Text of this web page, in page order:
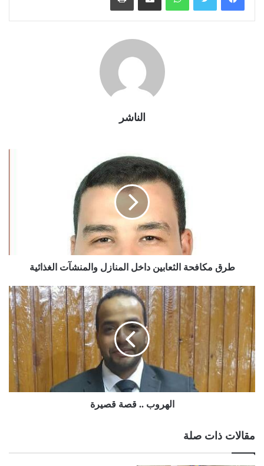
الناشر
طرق مكافحة الثعابين داخل المنازل والمنشآت الغذائية
الهروب .. قصة قصيرة
مقالات ذات صلة